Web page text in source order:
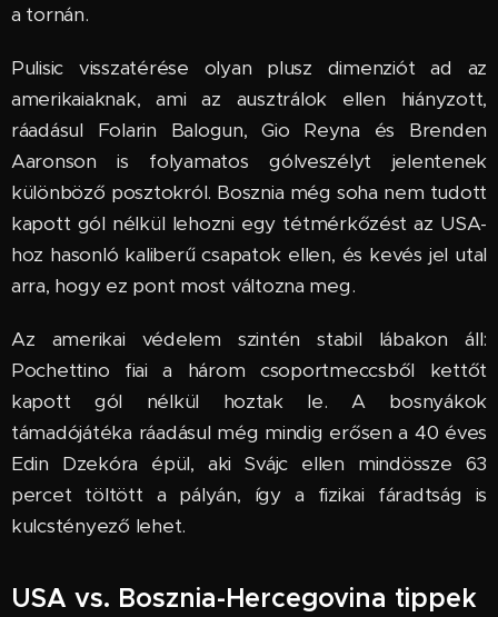
a tornán.
Pulisic visszatérése olyan plusz dimenziót ad az
amerikaiaknak, ami az ausztrálok ellen hiányzott,
ráadásul Folarin Balogun, Gio Reyna és Brenden
Aaronson is folyamatos gólveszélyt jelentenek
különböző posztokról. Bosznia még soha nem tudott
kapott gól nélkül lehozni egy tétmérkőzést az USA-
hoz hasonló kaliberű csapatok ellen, és kevés jel utal
arra, hogy ez pont most változna meg.
Az amerikai védelem szintén stabil lábakon áll:
Pochettino fiai a három csoportmeccsből kettőt
kapott gól nélkül hoztak le. A bosnyákok
támadójátéka ráadásul még mindig erősen a 40 éves
Edin Dzekóra épül, aki Svájc ellen mindössze 63
percet töltött a pályán, így a fizikai fáradtság is
kulcstényező lehet.
USA vs. Bosznia-Hercegovina tippek